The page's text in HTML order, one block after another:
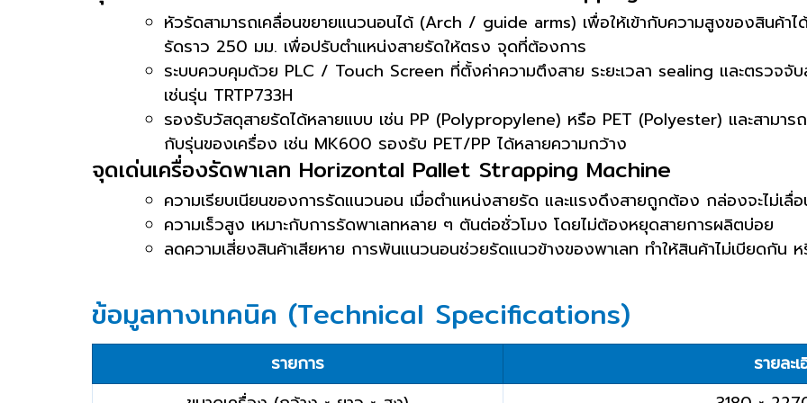
หัวรัดสามารถเคลื่อนขยายแนวนอนได้ (Arch / guide arms) เพื่อให้เข้ากับความสูงของสินค้
รัดราว 250 มม. เพื่อปรับตำแหน่งสายรัดให้ตรง จุดที่ต้องการ
ระบบควบคุมด้วย PLC / Touch Screen ที่ตั้งค่าความตึงสาย ระยะเวลา sealing และตรวจ
เช่นรุ่น TRTP733H
รองรับวัสดุสายรัดได้หลายแบบ เช่น PP (Polypropylene) หรือ PET (Polyester) และสามา
กับรุ่นของเครื่อง เช่น MK600 รองรับ PET/PP ได้หลายความกว้าง
จุดเด่นเครื่องรัดพาเลท Horizontal Pallet Strapping Machine
ความเรียบเนียนของการรัดแนวนอน เมื่อตำแหน่งสายรัด และแรงดึงสายถูกต้อง กล่องจะไม่เลื่
ความเร็วสูง เหมาะกับการรัดพาเลทหลาย ๆ ตันต่อชั่วโมง โดยไม่ต้องหยุดสายการผลิตบ่อย
ลดความเสี่ยงสินค้าเสียหาย การพันแนวนอนช่วยรัดแนวข้างของพาเลท ทำให้สินค้าไม่เบียดกัน
ข้อมูลทางเทคนิค (Technical Specifications)
รายการ
รายละ